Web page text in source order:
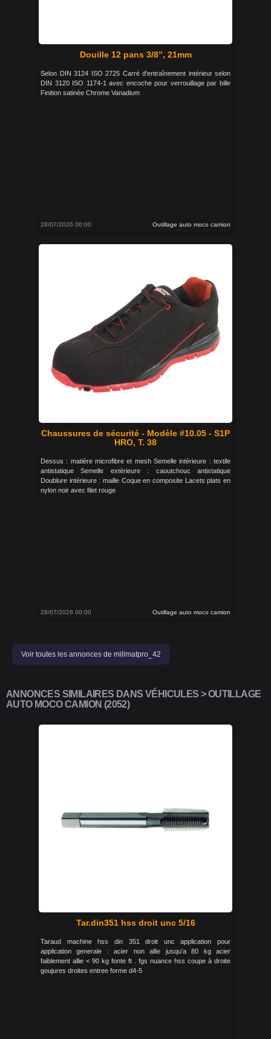
Douille 12 pans 3/8’’, 21mm
Selon DIN 3124 ISO 2725 Carré d'entraînement intérieur selon
DIN 3120 ISO 1174-1 avec encoche pour verrouillage par bille
Finition satinée Chrome Vanadium
28/07/2026 00:00 Outillage auto moco camion
Chaussures de sécurité - Modèle #10.05 - S1P
HRO, T. 38
Dessus : matière microfibre et mesh Semelle intérieure : textile
antistatique Semelle extérieure : caoutchouc antistatique
Doublure intérieure : maille Coque en composite Lacets plats en
nylon noir avec filet rouge
28/07/2026 00:00 Outillage auto moco camion
Voir toutes les annonces de millmatpro_42
ANNONCES SIMILAIRES DANS VÉHICULES > OUTILLAGE
AUTO MOCO CAMION (2052)
Tar.din351 hss droit unc 5/16
Taraud machine hss din 351 droit unc application pour
application generale : acier non allie jusqu'a 80 kg acier
faiblement allie < 90 kg fonte ft . fgs nuance hss coupe à droite
goujures droites entree forme d4-5